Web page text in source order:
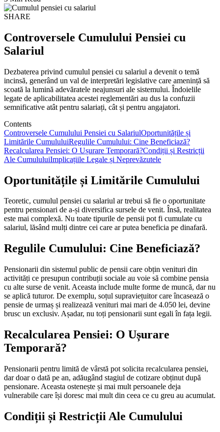
SHARE
Controversele Cumulului Pensiei cu
Salariul
Dezbaterea privind cumulul pensiei cu salariul a devenit o temă
incinsă, generând un val de interpretări legislative care amenință să
scoată la lumină adevăratele neajunsuri ale sistemului. Îndoielile
legate de aplicabilitatea acestei reglementări au dus la confuzii
semnificative atât pentru salariați, cât și pentru angajatori.
Contents
Controversele Cumulului Pensiei cu SalariulOportunitățile și
Limitările CumululuiRegulile Cumulului: Cine Beneficiază?
Recalcularea Pensiei: O Ușurare Temporară?Condiții și Restricții
Ale CumululuiImplicațiile Legale și Neprevăzutele
Oportunitățile și Limitările Cumulului
Teoretic, cumulul pensiei cu salariul ar trebui să fie o oportunitate
pentru pensionari de a-și diversifica sursele de venit. Însă, realitatea
este mai complexă. Nu toate tipurile de pensii pot fi cumulate cu
salariul, lăsând mulți dintre cei care ar putea beneficia pe dinafară.
Regulile Cumulului: Cine Beneficiază?
Pensionarii din sistemul public de pensii care obțin venituri din
activități ce presupun contribuții sociale au voie să combine pensia
cu alte surse de venit. Aceasta include multe forme de muncă, dar nu
se aplică tuturor. De exemplu, soțul supraviețuitor care încasează o
pensie de urmaș și realizează venituri mai mari de 4.050 lei, devine
brusc un exclusiv. Așadar, nu toți pensionarii sunt egali în fața legii.
Recalcularea Pensiei: O Ușurare
Temporară?
Pensionarii pentru limită de vârstă pot solicita recalcularea pensiei,
dar doar o dată pe an, adăugând stagiul de cotizare obținut după
pensionare. Aceasta ostenește și mai mult persoanele deja
vulnerabile care își doresc mai mult din ceea ce cu greu au acumulat.
Condiții și Restricții Ale Cumulului